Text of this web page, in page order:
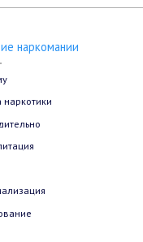
наркомании
наркотики